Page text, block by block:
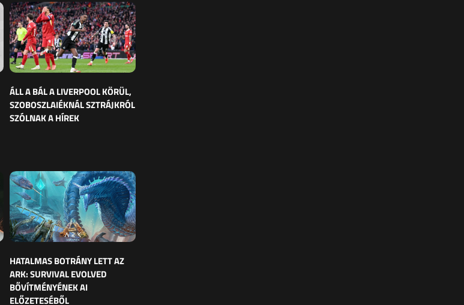
ÁLL A BÁL A LIVERPOOL KÖRÜL,
SZOBOSZLAIÉKNÁL SZTRÁJKRÓL
SZÓLNAK A HÍREK
HATALMAS BOTRÁNY LETT AZ
ARK: SURVIVAL EVOLVED
BŐVÍTMÉNYÉNEK AI
ELŐZETESÉBŐL